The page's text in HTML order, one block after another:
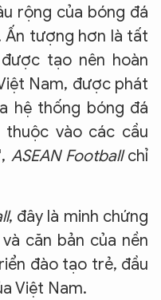
rộng của bóng đá
Ấn tượng hơn là tất
tạo nên hoàn
Nam, được phát
hệ thống bóng đá
vào các cầu
ASEAN Footballchỉ
, đây là minh chứng
căn bản của nền
đào tạo trẻ, đầu
Việt Nam.